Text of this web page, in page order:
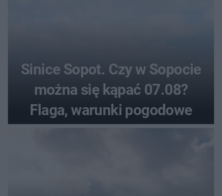
Sinice Sopot. Czy w Sopocie
można się kąpać 07.08?
Flaga, warunki pogodowe